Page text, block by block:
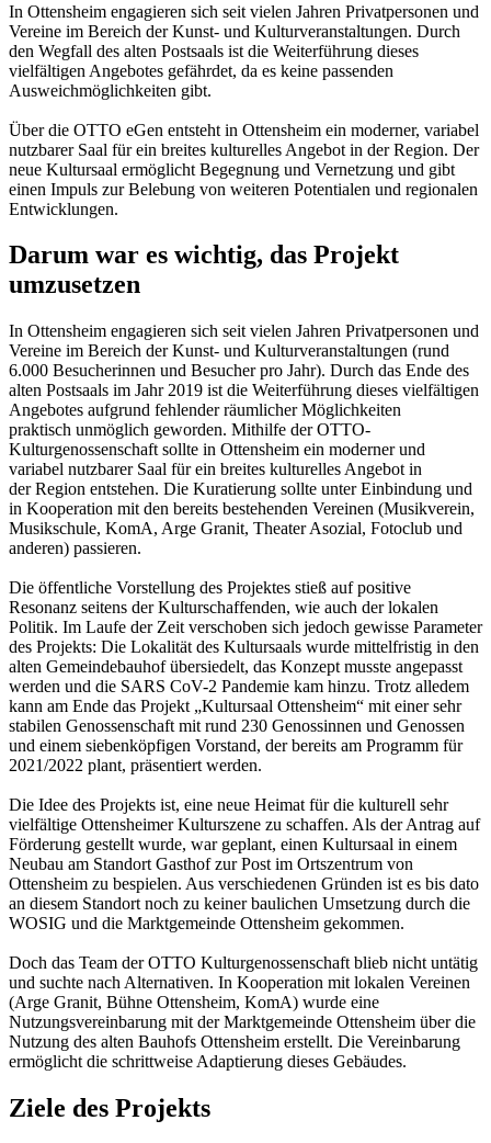
In Ottensheim engagieren sich seit vielen Jahren Privatpersonen und
Vereine im Bereich der Kunst- und Kulturveranstaltungen. Durch
den Wegfall des alten Postsaals ist die Weiterführung dieses
vielfältigen Angebotes gefährdet, da es keine passenden
Ausweichmöglichkeiten gibt.
Über die OTTO eGen entsteht in Ottensheim ein moderner, variabel
nutzbarer Saal für ein breites kulturelles Angebot in der Region. Der
neue Kultursaal ermöglicht Begegnung und Vernetzung und gibt
einen Impuls zur Belebung von weiteren Potentialen und regionalen
Entwicklungen.
Darum war es wichtig, das Projekt
umzusetzen
In Ottensheim engagieren sich seit vielen Jahren Privatpersonen und
Vereine im Bereich der Kunst- und Kulturveranstaltungen (rund
6.000 Besucherinnen und Besucher pro Jahr). Durch das Ende des
alten Postsaals im Jahr 2019 ist die Weiterführung dieses vielfältigen
Angebotes aufgrund fehlender räumlicher Möglichkeiten
praktisch unmöglich geworden. Mithilfe der OTTO-
Kulturgenossenschaft sollte in Ottensheim ein moderner und
variabel nutzbarer Saal für ein breites kulturelles Angebot in
der Region entstehen. Die Kuratierung sollte unter Einbindung und
in Kooperation mit den bereits bestehenden Vereinen (Musikverein,
Musikschule, KomA, Arge Granit, Theater Asozial, Fotoclub und
anderen) passieren.
Die öffentliche Vorstellung des Projektes stieß auf positive
Resonanz seitens der Kulturschaffenden, wie auch der lokalen
Politik. Im Laufe der Zeit verschoben sich jedoch gewisse Parameter
des Projekts: Die Lokalität des Kultursaals wurde mittelfristig in den
alten Gemeindebauhof übersiedelt, das Konzept musste angepasst
werden und die SARS CoV-2 Pandemie kam hinzu. Trotz alledem
kann am Ende das Projekt „Kultursaal Ottensheim“ mit einer sehr
stabilen Genossenschaft mit rund 230 Genossinnen und Genossen
und einem siebenköpfigen Vorstand, der bereits am Programm für
2021/2022 plant, präsentiert werden.
Die Idee des Projekts ist, eine neue Heimat für die kulturell sehr
vielfältige Ottensheimer Kulturszene zu schaffen. Als der Antrag auf
Förderung gestellt wurde, war geplant, einen Kultursaal in einem
Neubau am Standort Gasthof zur Post im Ortszentrum von
Ottensheim zu bespielen. Aus verschiedenen Gründen ist es bis dato
an diesem Standort noch zu keiner baulichen Umsetzung durch die
WOSIG und die Marktgemeinde Ottensheim gekommen.
Doch das Team der OTTO Kulturgenossenschaft blieb nicht untätig
und suchte nach Alternativen. In Kooperation mit lokalen Vereinen
(Arge Granit, Bühne Ottensheim, KomA) wurde eine
Nutzungsvereinbarung mit der Marktgemeinde Ottensheim über die
Nutzung des alten Bauhofs Ottensheim erstellt. Die Vereinbarung
ermöglicht die schrittweise Adaptierung dieses Gebäudes.
Ziele des Projekts